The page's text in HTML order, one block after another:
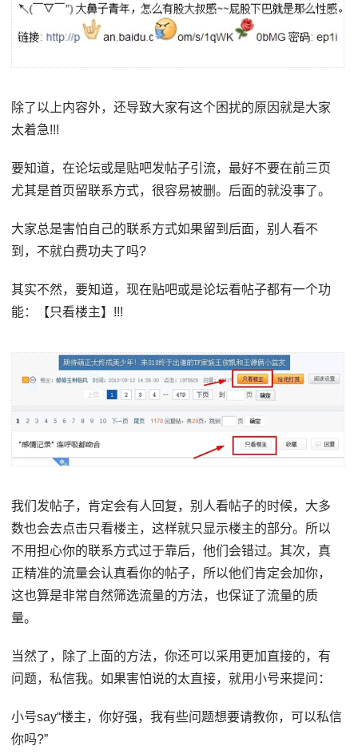
除了以上内容外，还导致大家有这个困扰的原因就是大家
太着急!!!
要知道，在论坛或是贴吧发帖子引流，最好不要在前三页
尤其是首页留联系方式，很容易被删。后面的就没事了。
大家总是害怕自己的联系方式如果留到后面，别人看不
到，不就白费功夫了吗?
其实不然，要知道，现在贴吧或是论坛看帖子都有一个功
能：【只看楼主】!!!
我们发帖子，肯定会有人回复，别人看帖子的时候，大多
数也会去点击只看楼主，这样就只显示楼主的部分。所以
不用担心你的联系方式过于靠后，他们会错过。其次，真
正精准的流量会认真看你的帖子，所以他们肯定会加你，
这也算是非常自然筛选流量的方法，也保证了流量的质
量。
当然了，除了上面的方法，你还可以采用更加直接的，有
问题，私信我。如果害怕说的太直接，就用小号来提问：
小号say“楼主，你好强，我有些问题想要请教你，可以私信
你吗?”